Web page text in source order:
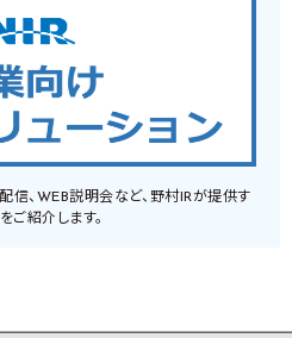
、WEB説明会など、野村IRが提供す
ご紹介します。